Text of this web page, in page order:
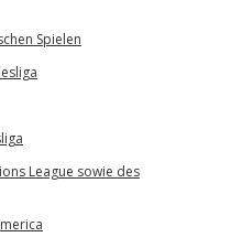
Spielen
League sowie des